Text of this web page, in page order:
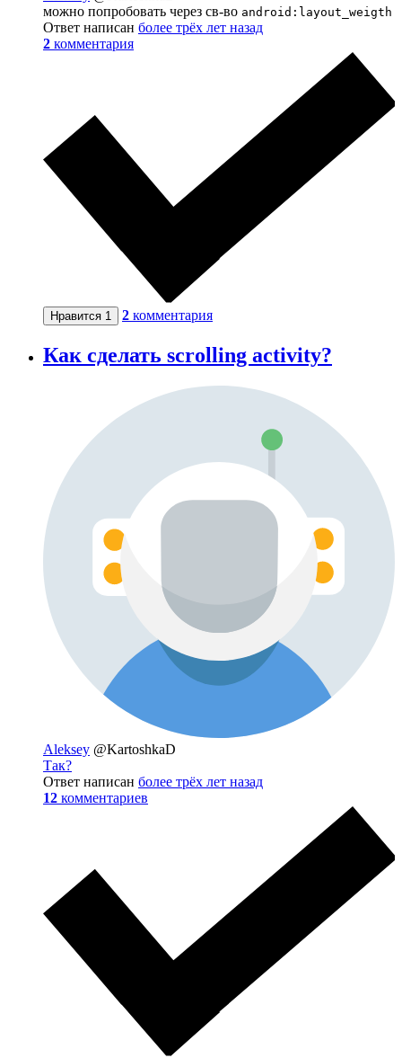
можно попробовать через св-во android:layout_weigth
Ответ написан более трёх лет назад
2 комментария
Нравится 1 2 комментария
Как сделать scrolling activity?
Aleksey @KartoshkaD
Так?
Ответ написан более трёх лет назад
12 комментариев